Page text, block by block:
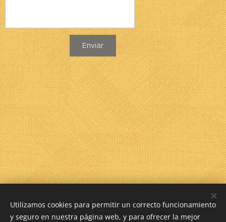
Enviar
Utilizamos cookies para permitir un correcto funcionamiento
y seguro en nuestra página web, y para ofrecer la mejor